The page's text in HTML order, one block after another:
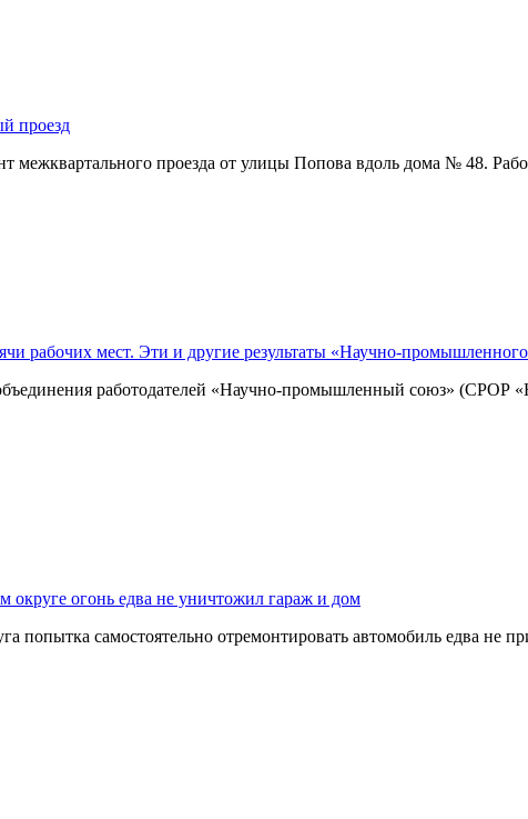
проезд
межквартального проезда от улицы Попова вдоль дома № 48.
рабочих мест. Эти и другие результаты «Научно-
работодателей «Научно-промышленный союз»
округе огонь едва не уничтожил гараж и дом
попытка самостоятельно отремонтировать автомобиль едва не